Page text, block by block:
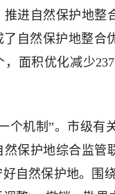
进自然保护地整
自然保护地整合
，面积优化减少
个机制”。市级有
保护地综合监管
自然保护地。围